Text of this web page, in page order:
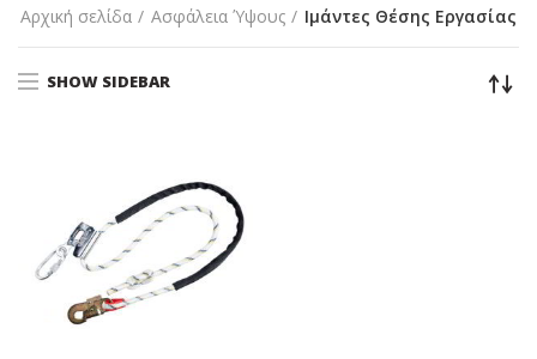
Αρχική σελίδα Ασφάλεια Ύψους Ιμάντες Θέσης Εργασίας
SHOW SIDEBAR